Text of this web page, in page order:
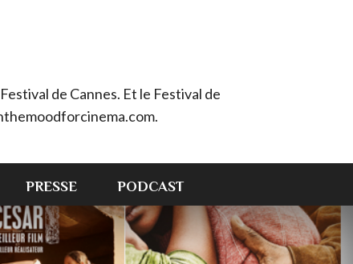
de Cannes. Et le Festival de
PRESSE PODCAST